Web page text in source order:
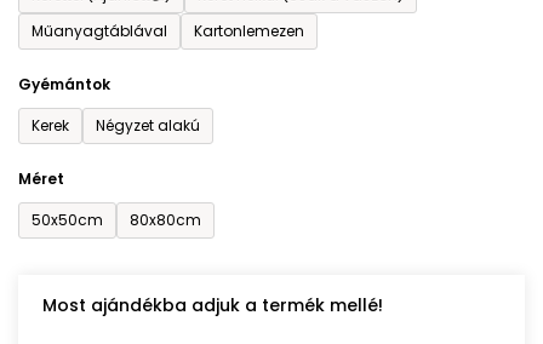
Műanyagtáblával
Kartonlemezen
Gyémántok
Kerek
Négyzet alakú
Méret
50x50cm
80x80cm
Most ajándékba adjuk a termék mellé!